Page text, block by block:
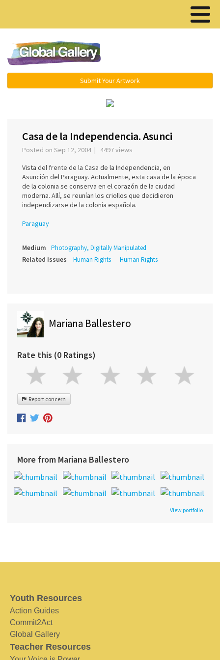
Submit Your Artwork
Casa de la Independencia. Asunci
Posted on Sep 12, 2004 | 4497 views
Vista del frente de la Casa de la Independencia, en
Asunción del Paraguay. Actualmente, esta casa de la época
de la colonia se conserva en el corazón de la ciudad
moderna. Allí, se reunían los criollos que decidieron
independizarse de la colonia española.
Paraguay
Medium Photography, Digitally Manipulated
Related Issues Human Rights Human Rights
Mariana Ballestero
Rate this (0 Ratings)
Report concern
More from Mariana Ballestero
View portfolio
Youth Resources
Action Guides
Commit2Act
Global Gallery
Teacher Resources